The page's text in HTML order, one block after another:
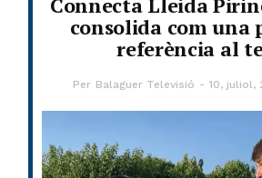
consolida com una
referència al
Per Balaguer Televisió 10, juliol,